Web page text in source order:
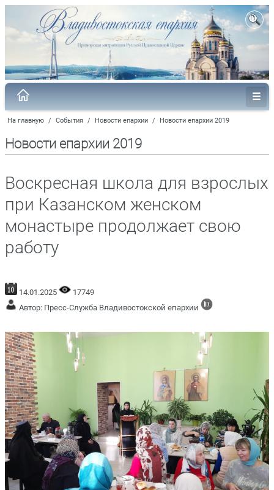
На главную / События / Новости епархии / Новости епархии 2019
Новости епархии 2019
Воскресная школа для взрослых
при Казанском женском
монастыре продолжает свою
работу
14.01.2025
17749
Автор: Пресс-Служба Владивостокской епархии